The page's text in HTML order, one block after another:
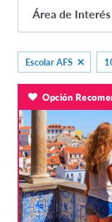
ASIA
India
Japón
EUROPA
Alemania
Austria
Bélgica Flamenca
Bélgica Francesa
República Checa
4 Semanas
Menos de 1 mes
8 meses o más
4-8 meses
3-4 meses
14
15
16
17
18
18+
Área de Interés
Escolar AFS
Idioma
Universitario
Año de
Programas
Verano AFS
Escolar AFS
Opción